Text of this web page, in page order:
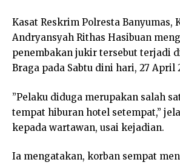
Kasat Reskrim Polresta Banyumas,
Andryansyah Rithas Hasibuan
penembakan jukir tersebut terjadi
Braga pada Sabtu dini hari, 27 April
”Pelaku diduga merupakan salah
tempat hiburan hotel setempat,”
kepada wartawan, usai kejadian.
Ia mengatakan, korban sempat